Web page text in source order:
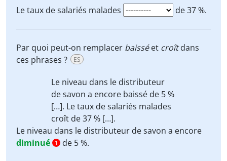
Le taux de salariés malades de 37 %.
Par quoi peut-on remplacer baisséet croîtdans
ces phrases ?
ES
Le niveau dans le distributeur
de savon a encore baissé de 5 %
[…]. Le taux de salariés malades
croît de 37 % […].
Le niveau dans le distributeur de savon a encore
diminué
1 de 5 %.